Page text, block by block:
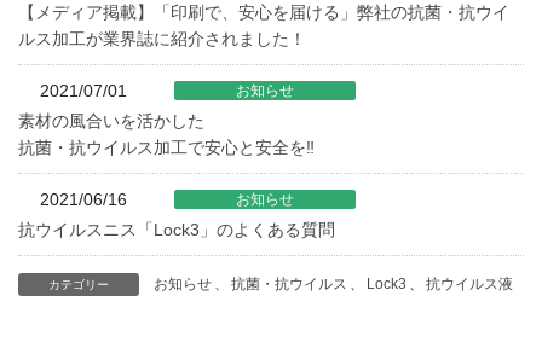
【メディア掲載】「印刷で、安心を届ける」弊社の抗菌・抗ウイ
ルス加工が業界誌に紹介されました！
2021/07/01 お知らせ
素材の風合いを活かした
抗菌・抗ウイルス加工で安心と安全を‼
2021/06/16 お知らせ
抗ウイルスニス「Lock3」のよくある質問
カテゴリー お知らせ 、 抗菌・抗ウイルス 、 Lock3 、 抗ウイルス液